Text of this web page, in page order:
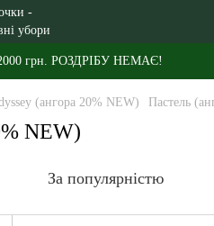
2000 грн. РОЗДРІБУ НЕМАЄ!
(ангора 20% NEW) Пастель
NEW)
За популярністю